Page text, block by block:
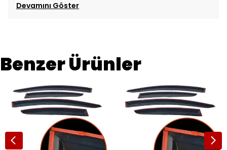
Devamını Göster
Benzer Ürünler